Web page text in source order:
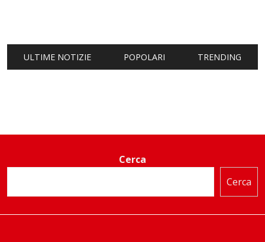
ULTIME NOTIZIE POPOLARI TRENDING
Cerca
Cerca